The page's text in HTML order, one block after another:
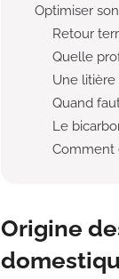
Optimiser
Retour
Quelle
Une
Quand
Le
Comment
Origine